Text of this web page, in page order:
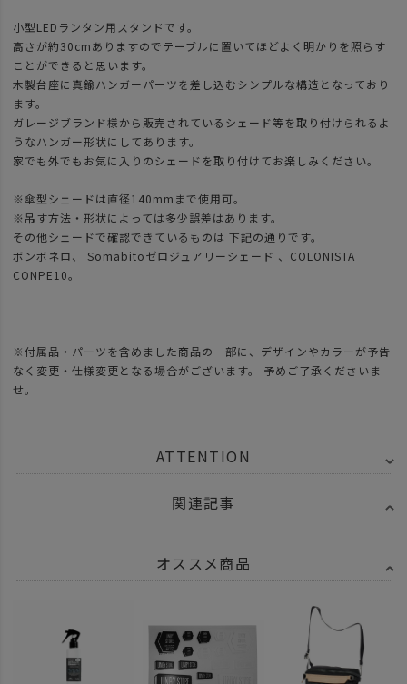
小型LEDランタン用スタンドです。
高さが約30cmありますのでテーブルに置いてほどよく明かりを照らす
ことができると思います。
木製台座に真鍮ハンガーパーツを差し込むシンプルな構造となっており
ます。
ガレージブランド様から販売されているシェード等を取り付けられるよ
うなハンガー形状にしてあります。
家でも外でもお気に入りのシェードを取り付けてお楽しみください。
※傘型シェードは直径140mmまで使用可。
※吊す方法・形状によっては多少誤差はあります。
その他シェードで確認できているものは 下記の通りです。
ボンボネロ、 Somabitoゼロジュアリーシェード 、COLONISTA
CONPE10。
※付属品・パーツを含めました商品の一部に、デザインやカラーが予告
なく変更・仕様変更となる場合がございます。 予めご了承くださいま
せ。
ATTENTION
関連記事
オススメ商品